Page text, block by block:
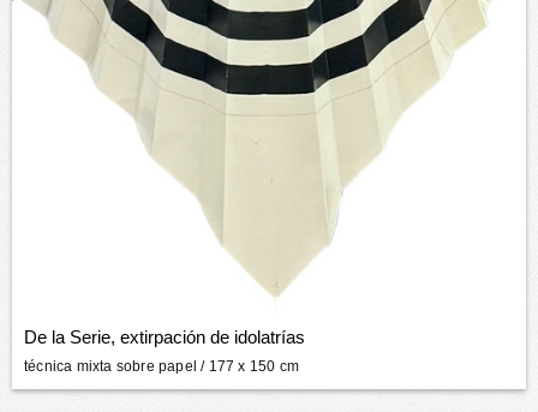
De la Serie, extirpación de idolatrías
técnica mixta sobre papel / 177 x 150 cm